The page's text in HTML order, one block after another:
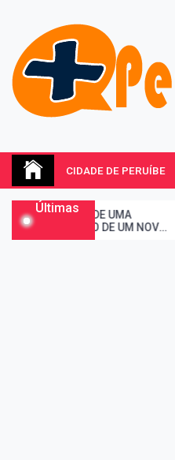
content
Mais Peruibe
CIDADE DE PERUÍBE
Últimas
DE UMA
DE UM NOVO